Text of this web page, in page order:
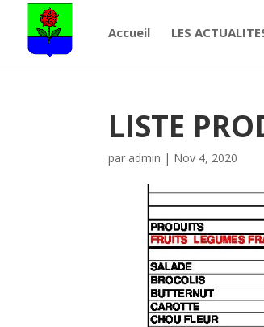
Accueil LES
LISTE
par admin | Nov 4, 2020